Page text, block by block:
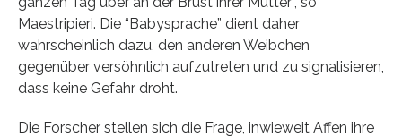
Maestripieri. Die “Babysprache” dient daher
wahrscheinlich dazu, den anderen Weibchen
gegenüber versöhnlich aufzutreten und zu signalisieren,
dass keine Gefahr droht.
Die Forscher stellen sich die Frage, inwieweit Affen ihre